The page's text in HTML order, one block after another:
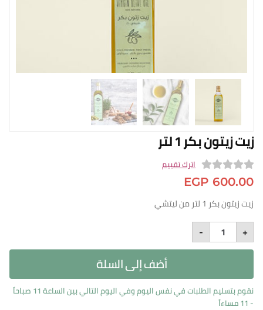
زيت زيتون بكر 1 لتر
0
u
t
f
اترك تقييم
EGP 600.00
- Olive
Virgin
1L
+
أضف إلى السلة
زيت زيتون بكر 1 لتر من ليتشي
نقوم بتسليم الطلبات في نفس اليوم وفي اليوم التالي بين الساعة 11 صباحاً
- 11 مساءاً